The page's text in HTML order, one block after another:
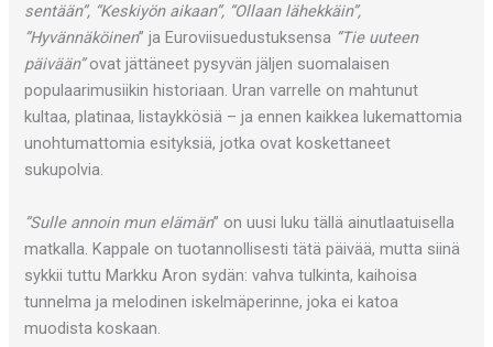
sentään”, “Keskiyön aikaan”, “Ollaan lähekkäin”,
”Hyvännäköinen” ja Euroviisuedustuksensa ”Tie uuteen
päivään”ovat jättäneet pysyvän jäljen suomalaisen
populaarimusiikin historiaan. Uran varrelle on mahtunut
kultaa, platinaa, listaykkösiä – ja ennen kaikkea lukemattomia
unohtumattomia esityksiä, jotka ovat koskettaneet
sukupolvia.
”Sulle annoin mun elämän” on uusi luku tällä ainutlaatuisella
matkalla. Kappale on tuotannollisesti tätä päivää, mutta siinä
sykkii tuttu Markku Aron sydän: vahva tulkinta, kaihoisa
tunnelma ja melodinen iskelmäperinne, joka ei katoa
muodista koskaan.